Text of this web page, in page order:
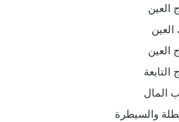
العين
العين
المال
والسيطرة